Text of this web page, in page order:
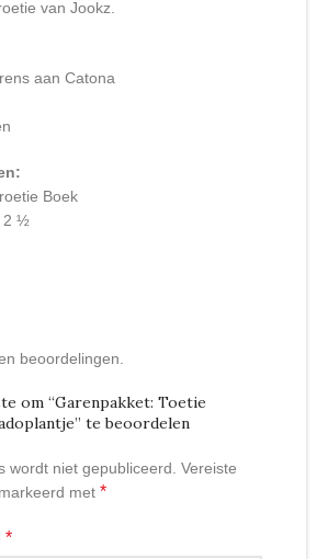
van Jookz.
aan Catona
Boek
2 ½
beoordelingen.
om “Garenpakket: Toetie
te beoordelen
wordt niet gepubliceerd. Vereiste
met *
*